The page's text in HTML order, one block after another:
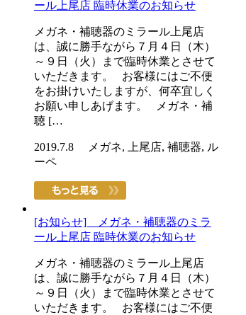
ール上尾店 臨時休業のお知らせ
メガネ・補聴器のミラール上尾店
は、誠に勝手ながら７月４日（木）
～９日（火）まで臨時休業とさせて
いただきます。 お客様にはご不便
をお掛けいたしますが、何卒宜しく
お願い申しあげます。 メガネ・補
聴 […
2019.7.8 メガネ, 上尾店, 補聴器, ル
ーペ
[お知らせ] メガネ・補聴器のミラ
ール上尾店 臨時休業のお知らせ
メガネ・補聴器のミラール上尾店
は、誠に勝手ながら７月４日（木）
～９日（火）まで臨時休業とさせて
いただきます。 お客様にはご不便